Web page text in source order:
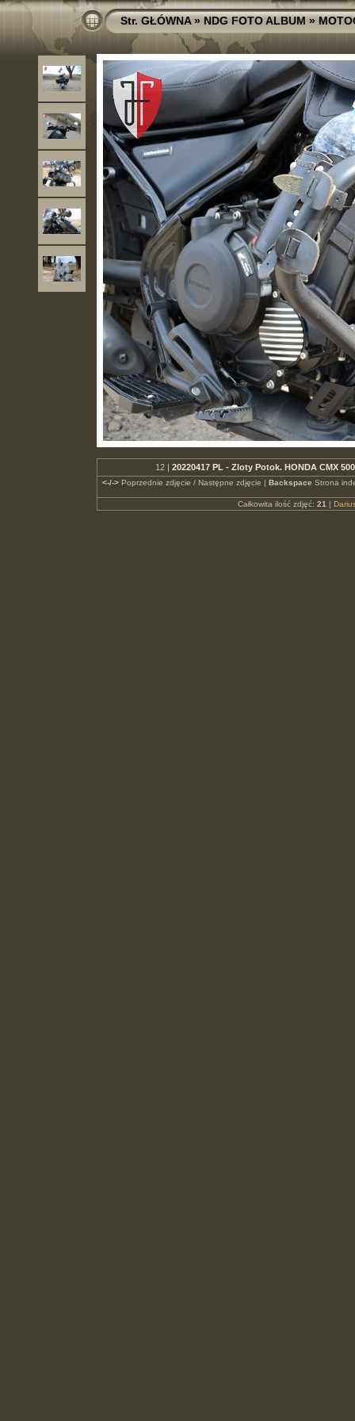
Str. GŁÓWNA»NDG FOTO ALBUM»
12 | 20220417 PL - Zloty Potok. HONDA CMX
<-/->Poprzednie zdjęcie / Następne zdjęcie | Backspace Strona
Całkowita ilość zdjęć: 21 |